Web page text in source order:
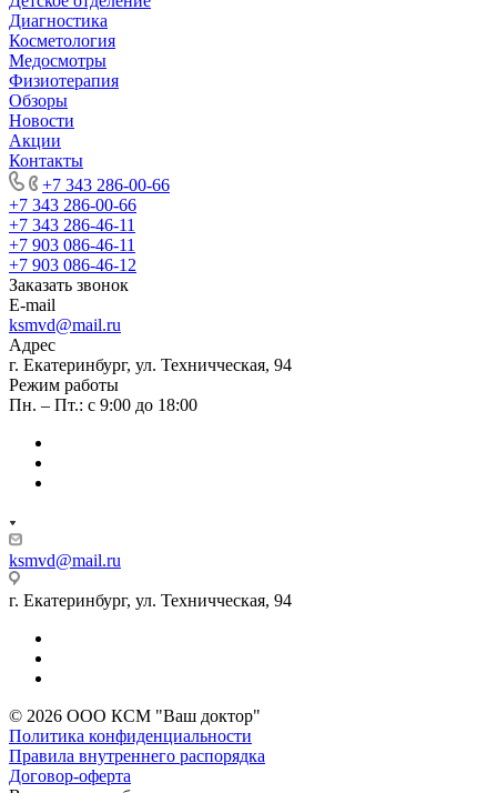
Диагностика
Косметология
Медосмотры
Физиотерапия
Обзоры
Новости
Акции
Контакты
+7 343 286-00-66
+7 343 286-00-66
+7 343 286-46-11
+7 903 086-46-11
+7 903 086-46-12
Заказать звонок
E-mail
ksmvd@mail.ru
Адрес
г. Екатеринбург, ул. Техничческая, 94
Режим работы
Пн. – Пт.: с 9:00 до 18:00
ksmvd@mail.ru
г. Екатеринбург, ул. Техничческая, 94
© 2026 ООО КСМ "Ваш доктор"
Политика конфиденциальности
Правила внутреннего распорядка
Договор-оферта